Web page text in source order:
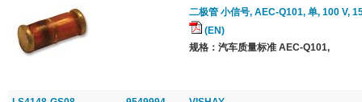
二极管 小信号, AEC-Q101, 单, 100 V,
(EN)
规格：汽车质量标准 AEC-Q101,